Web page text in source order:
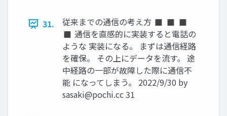
31.
従来までの通信の考え方 ◼ ◼ ◼
◼ 通信を直感的に実装すると電話の
ような 実装になる。 まずは通信経路
を確保。 その上にデータを流す。 途
中経路の一部が故障した際に通信不
能 になってしまう。 2022/9/30 by
sasaki@pochi.cc31